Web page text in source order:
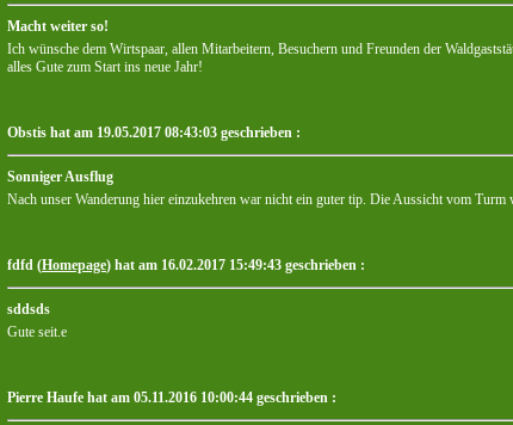
Macht weiter so!
Ich wünsche dem Wirtspaar, allen Mitarbeitern, Besuchern und Freunden der
alles Gute zum Start ins neue Jahr!
Obstis hat am 19.05.2017 08:43:03 geschrieben :
Sonniger Ausflug
Nach unser Wanderung hier einzukehren war nicht ein guter tip. Die Aussicht vom
fdfd (Homepage) hat am 16.02.2017 15:49:43 geschrieben :
sddsds
Gute seit.e
Pierre Haufe hat am 05.11.2016 10:00:44 geschrieben :